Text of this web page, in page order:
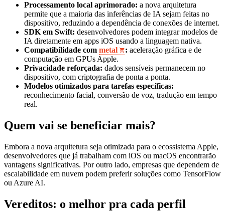
Processamento local aprimorado: a nova arquitetura
permite que a maioria das inferências de IA sejam feitas no
dispositivo, reduzindo a dependência de conexões de internet.
SDK em Swift: desenvolvedores podem integrar modelos de
IA diretamente em apps iOS usando a linguagem nativa.
Compatibilidade com metal : aceleração gráfica e de
computação em GPUs Apple.
Privacidade reforçada: dados sensíveis permanecem no
dispositivo, com criptografia de ponta a ponta.
Modelos otimizados para tarefas específicas:
reconhecimento facial, conversão de voz, tradução em tempo
real.
Quem vai se beneficiar mais?
Embora a nova arquitetura seja otimizada para o ecossistema Apple,
desenvolvedores que já trabalham com iOS ou macOS encontrarão
vantagens significativas. Por outro lado, empresas que dependem de
escalabilidade em nuvem podem preferir soluções como TensorFlow
ou Azure AI.
Vereditos: o melhor pra cada perfil